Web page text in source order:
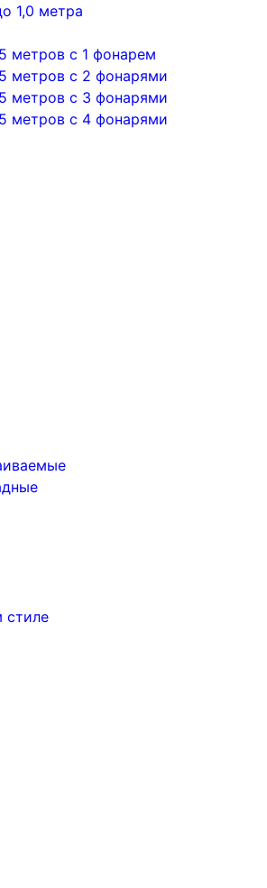
1,0 метра
метров с 1 фонарем
метров с 2 фонарями
метров с 3 фонарями
метров с 4 фонарями
стиле